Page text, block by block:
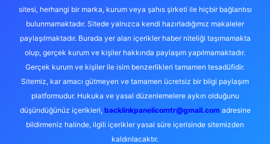
sitesi, herhangi bir marka, kurum veya şahıs şirketi ile hiçbir bağlantısı
bulunmamaktadır. Sitede yalnızca kendi hazırladığımız makaleler
paylaşılmaktadır. Burada yer alan içerikler haber niteliği taşımamakta
olup, gerçek kurum ve kişiler hakkında paylaşım yapılmamaktadır.
Gerçek kurum ve kişiler ile isim benzerlikleri tamamen tesadüfidir.
Sitemiz, kar amacı gütmeyen ve tamamen ücretsiz bir bilgi paylaşım
platformudur. Hukuka ve yasal düzenlemelere aykırı olduğunu
düşündüğünüz içerikleri, backlinkpanelicomtr@gmail.comadresine
bildirmeniz halinde, ilgili içerikler yasal süre içerisinde sitemizden
kaldırılacaktır.